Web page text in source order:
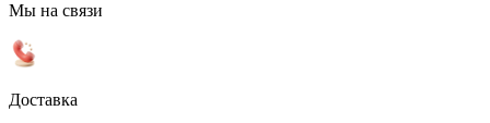
Мы на связи
Доставка